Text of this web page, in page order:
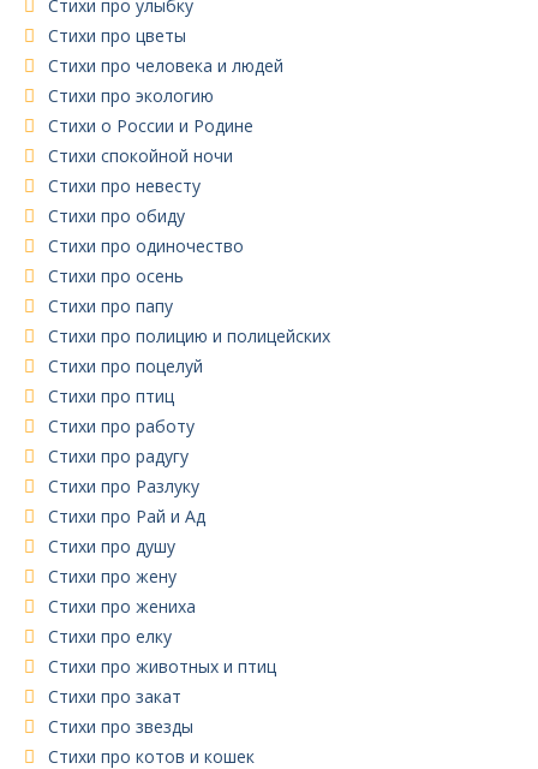
Стихи про улыбку
Стихи про цветы
Стихи про человека и людей
Стихи про экологию
Стихи о России и Родине
Стихи спокойной ночи
Стихи про невесту
Стихи про обиду
Стихи про одиночество
Стихи про осень
Стихи про папу
Стихи про полицию и полицейских
Стихи про поцелуй
Стихи про птиц
Стихи про работу
Стихи про радугу
Стихи про Разлуку
Стихи про Рай и Ад
Стихи про душу
Стихи про жену
Стихи про жениха
Стихи про елку
Стихи про животных и птиц
Стихи про закат
Стихи про звезды
Стихи про котов и кошек